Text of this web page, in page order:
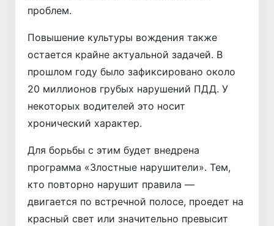
проблем.
Повышение культуры вождения также
остается крайне актуальной задачей. В
прошлом году было зафиксировано около
20 миллионов грубых нарушений ПДД. У
некоторых водителей это носит
хронический характер.
Для борьбы с этим будет внедрена
программа «Злостные нарушители». Тем,
кто повторно нарушит правила —
двигается по встречной полосе, проедет на
красный свет или значительно превысит